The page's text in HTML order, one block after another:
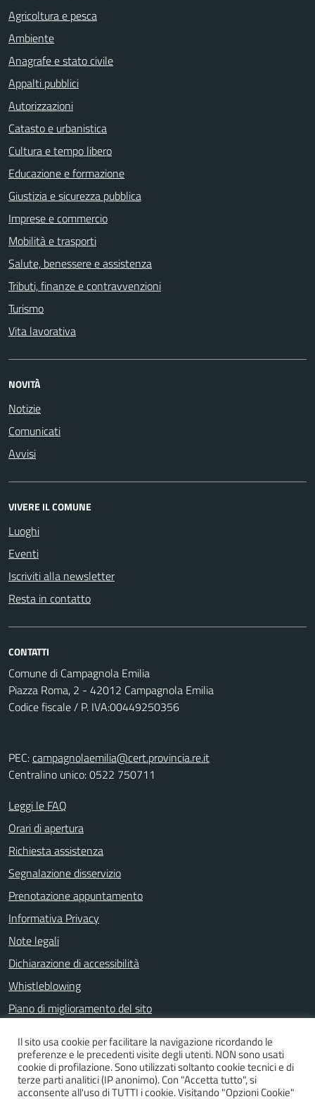
Agricoltura e pesca
Ambiente
Anagrafe e stato civile
Appalti pubblici
Autorizzazioni
Catasto e urbanistica
Cultura e tempo libero
Educazione e formazione
Giustizia e sicurezza pubblica
Imprese e commercio
Mobilità e trasporti
Salute, benessere e assistenza
Tributi, finanze e contravvenzioni
Turismo
Vita lavorativa
NOVITÀ
Notizie
Comunicati
Avvisi
VIVERE IL COMUNE
Luoghi
Eventi
Iscriviti alla newsletter
Resta in contatto
CONTATTI
Comune di Campagnola Emilia
Piazza Roma, 2 - 42012 Campagnola Emilia
Codice fiscale / P. IVA:00449250356
PEC:campagnolaemilia@cert.provincia.re.it
Centralino unico: 0522 750711
Leggi le FAQ
Orari di apertura
Richiesta assistenza
Segnalazione disservizio
Prenotazione appuntamento
Informativa Privacy
Note legali
Dichiarazione di accessibilità
Whistleblowing
Piano di miglioramento del sito
SEGUICI SU
Facebook
Il sito usa cookie per facilitare la navigazione ricordando le
preferenze e le precedenti visite degli utenti. NON sono usati
cookie di profilazione. Sono utilizzati soltanto cookie tecnici e di
terze parti analitici (IP anonimo). Con "Accetta tutto", si
acconsente all'uso di TUTTI i cookie. Visitando "Opzioni Cookie"